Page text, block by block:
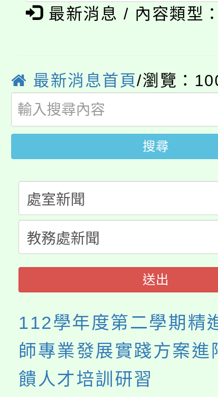
程
「本色祭」8/29、30在
局官網。
8月14至27日，桃園電
開!
115年桃園市運動會8/
田徑場及游泳池舉行。
桃園市低收入戶享有免
視費優惠，中低收入戶
半價優惠，詳情可洽有
者。
大園自造教育及科技中
份教師增能研習
大溪自造教育及科技中
份教師研習
淨零綠生活教案入校路
會
115年食農教育專業人
程
最新消息 / 內容類型
最新消息首頁/瀏覽：
搜尋
送出
112學年度第二學期精
師專業發展實踐方案進
饋人才培訓研習